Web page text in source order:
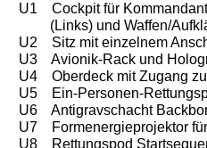
U1 Cockpit für
(Links) und Waffen/
U2 Sitz mit einzelnem
U3 Avionik-Rack und
U4 Oberdeck mit Zugang
U5 Ein-Personen-
U6 Antigravschacht
U7 Formenergieprojektor
U8 Rettungspod